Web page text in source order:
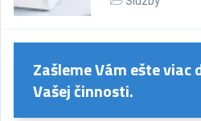
Zašleme Vám ešte viac
Vašej činnosti.